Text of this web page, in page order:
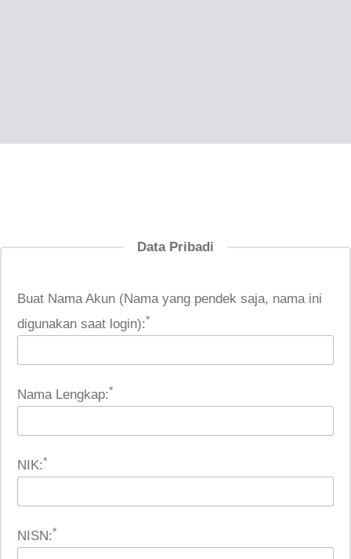
Data Pribadi
Buat Nama Akun (Nama yang pendek saja, nama ini
digunakan saat login):*
Nama Lengkap:*
NIK:*
NISN:*